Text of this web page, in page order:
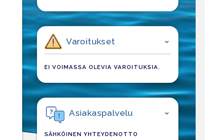
Varoitukset
EI VOIMASSA OLEVIA VAROITUKSIA.
Asiakaspalvelu
SÄHKÖINEN YHTEYDENOTTO